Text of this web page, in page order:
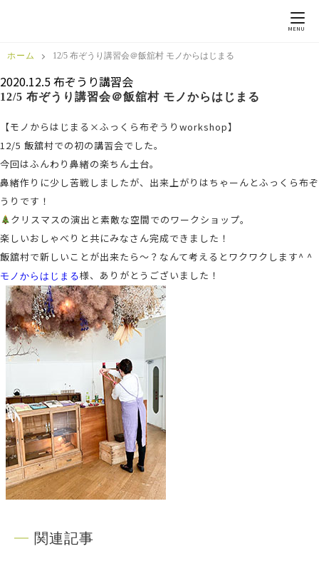
MENU
ホーム 12/5 布ぞうり講習会＠飯舘村 モノからはじまる
2020.12.5布ぞうり講習会
12/5 布ぞうり講習会＠飯舘村 モノからはじまる
【モノからはじまる×ふっくら布ぞうりworkshop】
12/5 飯舘村での初の講習会でした。
今回はふんわり鼻緒の楽ちん土台。
鼻緒作りに少し苦戦しましたが、出来上がりはちゃーんとふっくら布ぞ
うりです！
クリスマスの演出と素敵な空間でのワークショップ。
楽しいおしゃべりと共にみなさん完成できました！
飯舘村で新しいことが出来たら〜？なんて考えるとワクワクします^ ^
モノからはじまる様、ありがとうございました！
関連記事